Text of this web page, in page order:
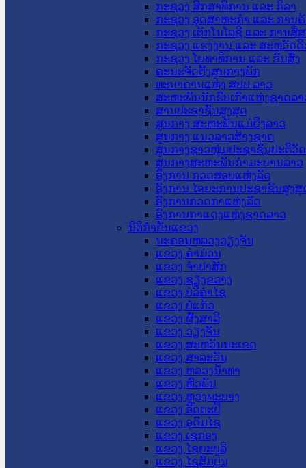
ກະຊວງ ສຶກສາທິການ ແລະ ກິລາ
ກະຊວງ ອຸດສາຫະກຳ ແລະ ການຄ້
ກະຊວງ ເຕັກໂນໂລຊີ ແລະ ການສື່
ກະຊວງ ແຮງງານ ແລະ ສະຫວັດ
ກະຊວງ ໂຍທາທິການ ແລະ ຂົນສົ່ງ
ຄະນະຈັດຕັ້ງສູນກາງພັກ
ທະນາຄານແຫ່ງ ສປປ ລາວ
ສະຫະພັນນັກຮົບເກົ່າແຫ່ງຊາດລາ
ສານປະຊາຊົນສູງສຸດ
ສູນກາງ ສະຫະພັນແມ່ຍິງລາວ
ສູນກາງ ແນວລາວສ້າງຊາດ
ສູນກາງຊາວໜຸ່ມປະຊາຊົນປະຕິວັ
ສູນກາງສະຫະພັນກຳມະບານລາວ
ອົງການ ກວດສອບແຫ່ງລັດ
ອົງການ ໄອຍະການປະຊາຊົນສູງສຸ
ອົງການກວດກາແຫ່ງລັດ
ອົງການກາແດງແຫ່ງຊາດລາວ
ນິຕິກໍາຂັ້ນແຂວງ
ນະ​ຄອນ​ຫລວງວຽງຈັນ
ແຂວງ ຄໍາມ່ວນ
ແຂວງ ຈໍາປາສັກ
ແຂວງ ຊຽງຂວາງ
ແຂວງ ບໍລິຄໍາໄຊ
ແຂວງ ບໍ່ແກ້ວ
ແຂວງ ຜົ້ງສາລີ
ແຂວງ ວຽງຈັນ
ແຂວງ ສະຫວັນນະເຂດ
ແຂວງ ສາລະວັນ
ແຂວງ ຫລວງນໍ້າທາ
ແຂວງ ຫົວພັນ
ແຂວງ ຫຼວງພະບາງ
ແຂວງ ອັດຕະປື
ແຂວງ ອຸດົມໄຊ
ແຂວງ ເຊກອງ
ແຂວງ ໄຊຍະບູລີ
ແຂວງ ໄຊສົມບູນ